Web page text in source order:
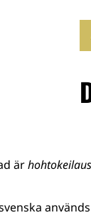
ärhohtokeilaus